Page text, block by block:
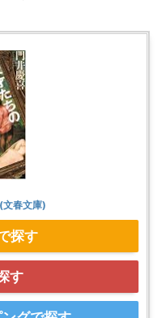
文春文庫)
探す
す